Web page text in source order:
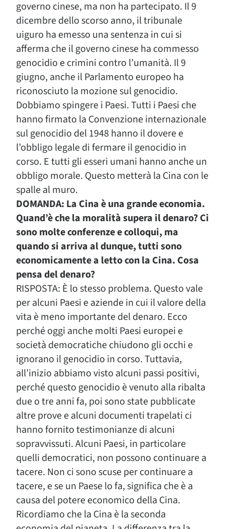
governo cinese, ma non ha partecipato. Il 9
dicembre dello scorso anno, il tribunale
uiguro ha emesso una sentenza in cui si
afferma che il governo cinese ha commesso
genocidio e crimini contro l’umanità. Il 9
giugno, anche il Parlamento europeo ha
riconosciuto la mozione sul genocidio.
Dobbiamo spingere i Paesi. Tutti i Paesi che
hanno firmato la Convenzione internazionale
sul genocidio del 1948 hanno il dovere e
l’obbligo legale di fermare il genocidio in
corso. E tutti gli esseri umani hanno anche un
obbligo morale. Questo metterà la Cina con le
spalle al muro.
DOMANDA: La Cina è una grande economia.
Quand’è che la moralità supera il denaro? Ci
sono molte conferenze e colloqui, ma
quando si arriva al dunque, tutti sono
economicamente a letto con la Cina. Cosa
pensa del denaro?
RISPOSTA: È lo stesso problema. Questo vale
per alcuni Paesi e aziende in cui il valore della
vita è meno importante del denaro. Ecco
perché oggi anche molti Paesi europei e
società democratiche chiudono gli occhi e
ignorano il genocidio in corso. Tuttavia,
all’inizio abbiamo visto alcuni passi positivi,
perché questo genocidio è venuto alla ribalta
due o tre anni fa, poi sono state pubblicate
altre prove e alcuni documenti trapelati ci
hanno fornito testimonianze di alcuni
sopravvissuti. Alcuni Paesi, in particolare
quelli democratici, non possono continuare a
tacere. Non ci sono scuse per continuare a
tacere, e se un Paese lo fa, significa che è a
causa del potere economico della Cina.
Ricordiamo che la Cina è la seconda